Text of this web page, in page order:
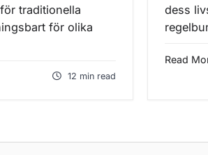
traditionella
för olika
12 min read
dess
Read